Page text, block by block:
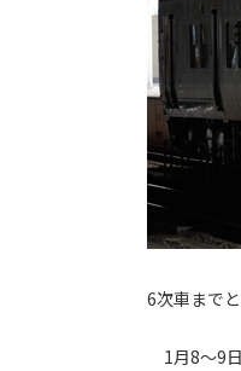
6次車まで
1月8～9